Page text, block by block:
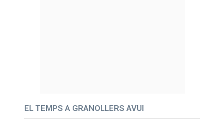
EL TEMPS A GRANOLLERS AVUI